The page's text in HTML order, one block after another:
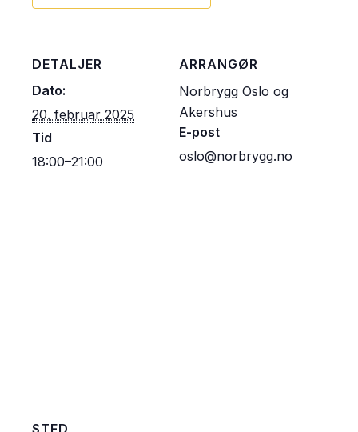
DETALJER
Dato:
20. februar 2025
Tid
18:00–21:00
ARRANGØR
Norbrygg Oslo og
Akershus
E-post
oslo@norbrygg.no
STED